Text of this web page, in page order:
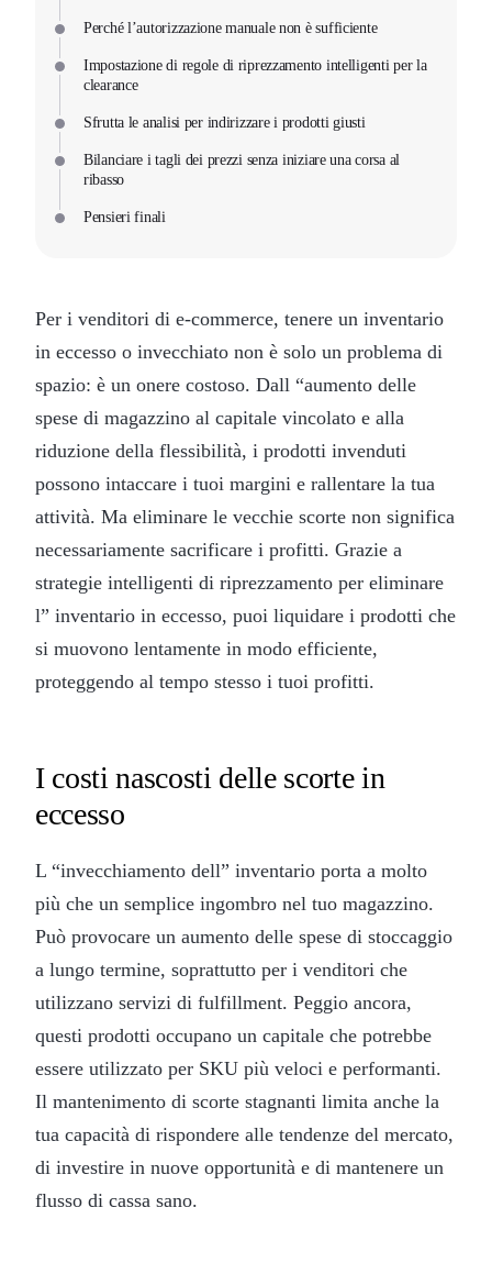
Perché l’autorizzazione manuale non è sufficiente
Impostazione di regole di riprezzamento intelligenti per la
clearance
Sfrutta le analisi per indirizzare i prodotti giusti
Bilanciare i tagli dei prezzi senza iniziare una corsa al
ribasso
Pensieri finali
Per i venditori di e-commerce, tenere un inventario
in eccesso o invecchiato non è solo un problema di
spazio: è un onere costoso. Dall “aumento delle
spese di magazzino al capitale vincolato e alla
riduzione della flessibilità, i prodotti invenduti
possono intaccare i tuoi margini e rallentare la tua
attività. Ma eliminare le vecchie scorte non significa
necessariamente sacrificare i profitti. Grazie a
strategie intelligenti di riprezzamento per eliminare
l” inventario in eccesso, puoi liquidare i prodotti che
si muovono lentamente in modo efficiente,
proteggendo al tempo stesso i tuoi profitti.
I costi nascosti delle scorte in
eccesso
L “invecchiamento dell” inventario porta a molto
più che un semplice ingombro nel tuo magazzino.
Può provocare un aumento delle spese di stoccaggio
a lungo termine, soprattutto per i venditori che
utilizzano servizi di fulfillment. Peggio ancora,
questi prodotti occupano un capitale che potrebbe
essere utilizzato per SKU più veloci e performanti.
Il mantenimento di scorte stagnanti limita anche la
tua capacità di rispondere alle tendenze del mercato,
di investire in nuove opportunità e di mantenere un
flusso di cassa sano.